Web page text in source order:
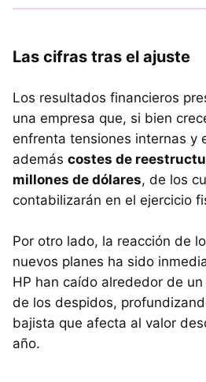
Las cifras tras el ajuste
Los resultados financieros
una empresa que, si bien
enfrenta tensiones internas y
además costes de
millones de dólares, de los
contabilizarán en el ejercicio
Por otro lado, la reacción de
nuevos planes ha sido
HP han caído alrededor de
de los despidos,
bajista que afecta al valor
año.